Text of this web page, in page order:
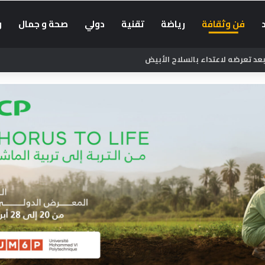
فن وثقافة رياضة تقنية دولي صحة و جمال
تعرضه لاعتداء بالسلاح الأبيض